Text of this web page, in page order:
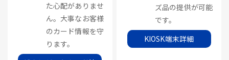
た心配がありませ
ん。大事なお客様
のカード情報を守
ります。
ズ品の提供が可能
です。
KIOSK端末詳細